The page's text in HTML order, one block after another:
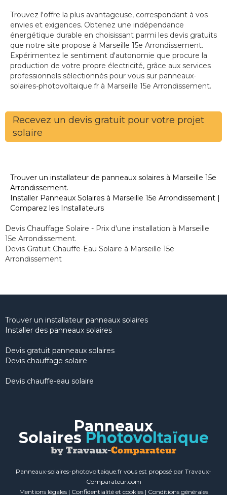
Trouvez l'offre la plus avantageuse, correspondant à vos
envies et exigences. Obtenez une indépendance
énergétique durable en choisissant parmi les devis gratuits
que notre site propose à Marseille 15e Arrondissement.
Expérimentez le sentiment d'autonomie que procure la
production de votre propre électricité, grâce aux services
professionnels sélectionnés pour vous sur panneaux-
solaires-photovoltaique.fr à Marseille 15e Arrondissement.
Recevez un devis gratuit pour votre projet
solaire
Trouver un installateur de panneaux solaires à Marseille 15e
Arrondissement.
Installer Panneaux Solaires à Marseille 15e Arrondissement |
Comparez les Installateurs
Devis Chauffage Solaire - Prix d'une installation à Marseille
15e Arrondissement.
Devis Gratuit Chauffe-Eau Solaire à Marseille 15e
Arrondissement
Trouver un installateur panneaux solaires
Installer des panneaux solaires
Devis gratuit panneaux solaires
Devis chauffage solaire
Devis chauffe-eau solaire
Panneaux
Solaires Photovoltaïque
Panneaux-solaires-photovoltaique.fr vous est proposé par Travaux-
Comparateur.com
Mentions légales| Confidentialité et cookies| Conditions générales